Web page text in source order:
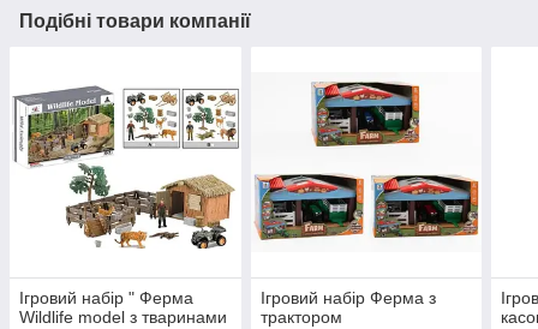
Подібні товари компанії
Ігровий набір " Ферма
Wildlife model з тваринами
Ігровий набір Ферма з
трактором